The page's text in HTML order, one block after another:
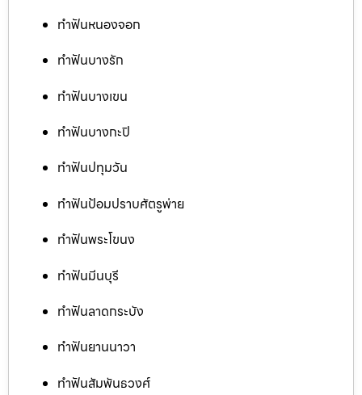
ทำฟันหนองจอก
ทำฟันบางรัก
ทำฟันบางเขน
ทำฟันบางกะปิ
ทำฟันปทุมวัน
ทำฟันป้อมปราบศัตรูพ่าย
ทำฟันพระโขนง
ทำฟันมีนบุรี
ทำฟันลาดกระบัง
ทำฟันยานนาวา
ทำฟันสัมพันธวงศ์